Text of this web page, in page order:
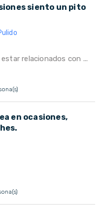
siento un pito
relacionados con ...
en ocasiones,